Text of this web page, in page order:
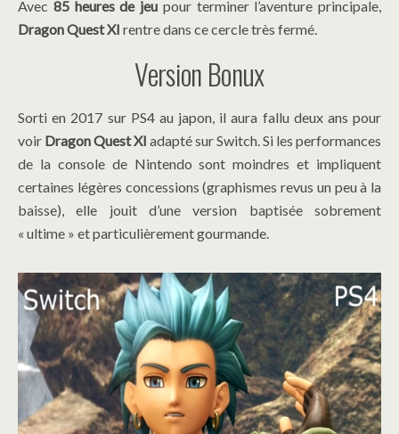
Avec 85 heures de jeu pour terminer l’aventure principale,
Dragon Quest XI rentre dans ce cercle très fermé.
Version Bonux
Sorti en 2017 sur PS4 au japon, il aura fallu deux ans pour
voir Dragon Quest XI adapté sur Switch. Si les performances
de la console de Nintendo sont moindres et impliquent
certaines légères concessions (graphismes revus un peu à la
baisse), elle jouit d’une version baptisée sobrement
« ultime » et particulièrement gourmande.